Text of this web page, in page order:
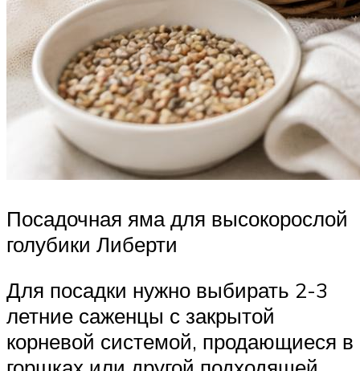
Посадочная яма для высокорослой
голубики Либерти
Для посадки нужно выбирать 2-3
летние саженцы с закрытой
корневой системой, продающиеся в